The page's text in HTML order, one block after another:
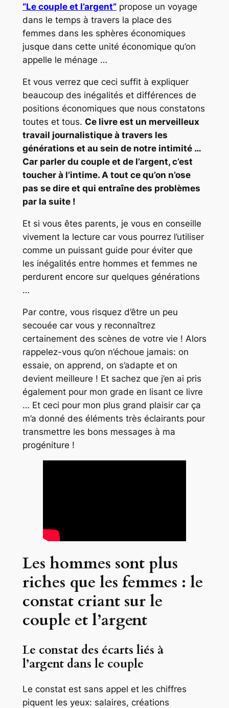
“Le couple et l’argent”propose un voyage
dans le temps à travers la place des
femmes dans les sphères économiques
jusque dans cette unité économique qu’on
appelle le ménage …
Et vous verrez que ceci suffit à expliquer
beaucoup des inégalités et différences de
positions économiques que nous constatons
toutes et tous. Ce livre est un merveilleux
travail journalistique à travers les
générations et au sein de notre intimité …
Car parler du couple et de l’argent, c’est
toucher à l’intime. A tout ce qu’on n’ose
pas se dire et qui entraîne des problèmes
par la suite !
Et si vous êtes parents, je vous en conseille
vivement la lecture car vous pourrez l’utiliser
comme un puissant guide pour éviter que
les inégalités entre hommes et femmes ne
perdurent encore sur quelques générations
…
Par contre, vous risquez d’être un peu
secouée car vous y reconnaîtrez
certainement des scènes de votre vie ! Alors
rappelez-vous qu’on n’échoue jamais: on
essaie, on apprend, on s’adapte et on
devient meilleure ! Et sachez que j’en ai pris
également pour mon grade en lisant ce livre
… Et ceci pour mon plus grand plaisir car ça
m’a donné des éléments très éclairants pour
transmettre les bons messages à ma
progéniture !
Les hommes sont plus
riches que les femmes : le
constat criant sur le
couple et l’argent
Le constat des écarts liés à
l’argent dans le couple
Le constat est sans appel et les chiffres
piquent les yeux: salaires, créations